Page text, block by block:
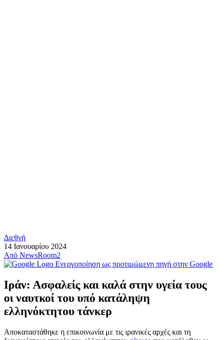
Διεθνή
14 Ιανουαρίου 2024
Από NewsRoom2
Ενεργοποίηση ως προτιμώμενη πηγή στην Google
Ιράν: Ασφαλείς και καλά στην υγεία τους
οι ναυτκοί του υπό κατάληψη
ελληνόκτητου τάνκερ
Αποκαταστάθηκε η επικοινωνία με τις ιρανικές αρχές και τη